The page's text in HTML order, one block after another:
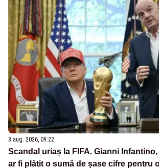
8 aug. 2026, 09:22
Scandal uriaș la FIFA. Gianni
ar fi plătit o sumă de șase cifre pentru